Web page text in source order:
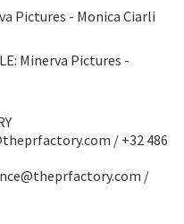
Pictures - Monica Ciarli
Minerva Pictures -
/ +32 486
/